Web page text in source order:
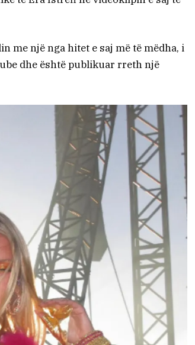
me një nga hitet e saj më të mëdha, i
dhe është publikuar rreth një